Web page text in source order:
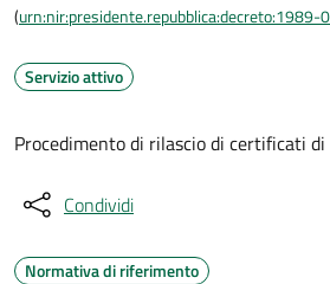
(
Servizio attivo
Procedimento di rilascio di certificati
Condividi
Normativa di riferimento